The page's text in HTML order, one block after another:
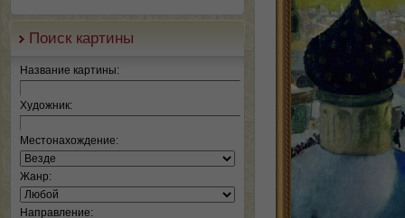
Поиск картины
Название картины:
Художник:
Местонахождение:
Жанр:
Направление: